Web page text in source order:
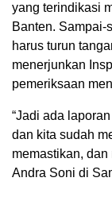
yang terindikasi
Banten. Sampai-
harus turun
menerjunkan
pemeriksaan
“Jadi ada
dan kita sudah
memastikan,
Andra Soni di